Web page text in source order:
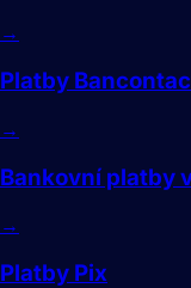
→
Platby
→
Bankovní platby
→
Platby Pix